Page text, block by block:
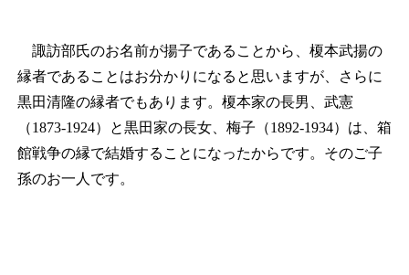
諏訪部氏のお名前が揚子であることから、榎本武揚の
縁者であることはお分かりになると思いますが、さらに
黒田清隆の縁者でもあります。榎本家の長男、武憲
（1873‐1924）と黒田家の長女、梅子（1892‐1934）は、箱
館戦争の縁で結婚することになったからです。そのご子
孫のお一人です。